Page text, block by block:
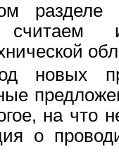
разделе
считаем
новых
на что
о